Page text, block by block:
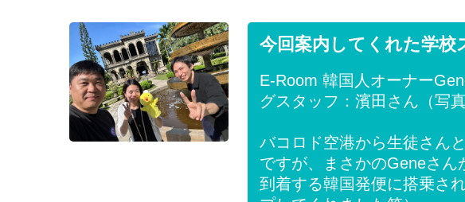
今回案内してくれた学校
E-Room 韓国人オーナー
グスタッフ：濱田さん（写真
バコロド空港から生徒さん
ですが、まさかのGeneさ
到着する韓国発便に搭乗さ